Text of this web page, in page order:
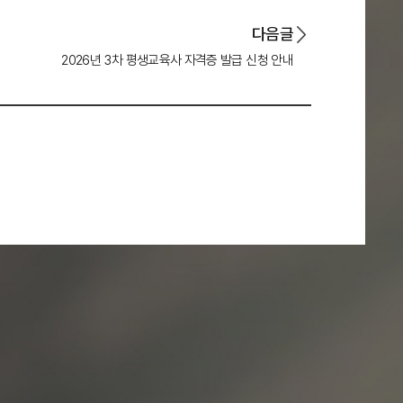
다음글
2026년 3차 평생교육사 자격증 발급 신청 안내